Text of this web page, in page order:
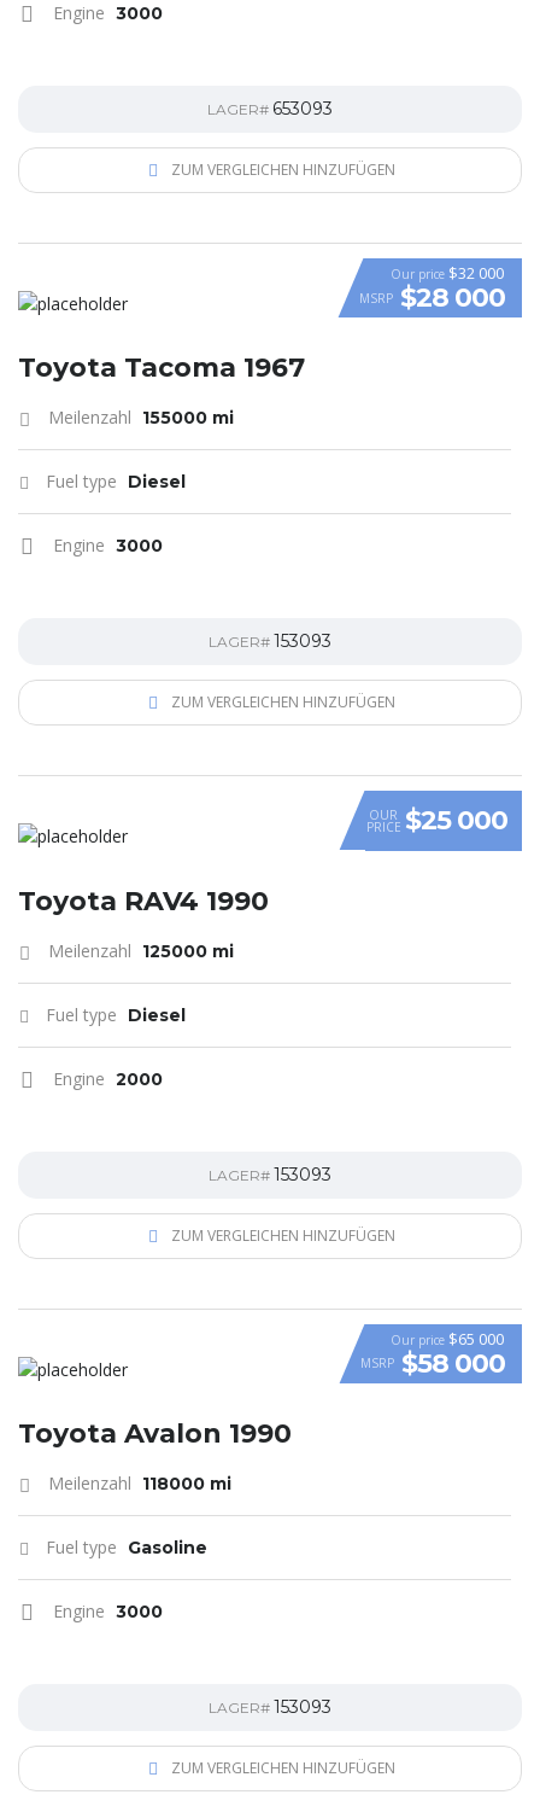
Engine 3000
LAGER# 653093
ZUM VERGLEICHEN HINZUFÜGEN
Our price $32 000
MSRP $28 000
Toyota Tacoma 1967
Meilenzahl 155000 mi
Fuel type Diesel
Engine 3000
LAGER# 153093
ZUM VERGLEICHEN HINZUFÜGEN
OUR
PRICE $25 000
Toyota RAV4 1990
Meilenzahl 125000 mi
Fuel type Diesel
Engine 2000
LAGER# 153093
ZUM VERGLEICHEN HINZUFÜGEN
VIDEO
Our price $65 000
MSRP $58 000
Toyota Avalon 1990
Meilenzahl 118000 mi
Fuel type Gasoline
Engine 3000
LAGER# 153093
ZUM VERGLEICHEN HINZUFÜGEN